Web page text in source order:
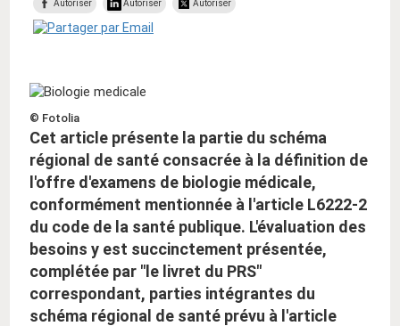
Autoriser Autoriser Autoriser
© Fotolia
Cet article présente la partie du schéma
régional de santé consacrée à la définition de
l'offre d'examens de biologie médicale,
conformément mentionnée à l'article L6222-2
du code de la santé publique. L'évaluation des
besoins y est succinctement présentée,
complétée par "le livret du PRS"
correspondant, parties intégrantes du
schéma régional de santé prévu à l'article